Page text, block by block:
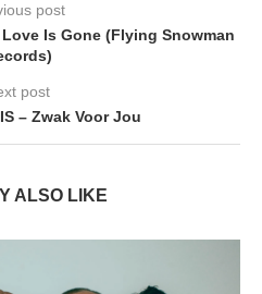
post
Love Is Gone (Flying Snowman
post
– Zwak Voor Jou
ALSO LIKE